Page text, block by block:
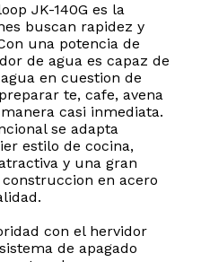
JK-140G es la
buscan rapidez y
una potencia de
de agua es capaz de
en cuestion de
te, cafe, avena
casi inmediata.
se adapta
estilo de cocina,
y una gran
en acero
con el hervidor
de apagado